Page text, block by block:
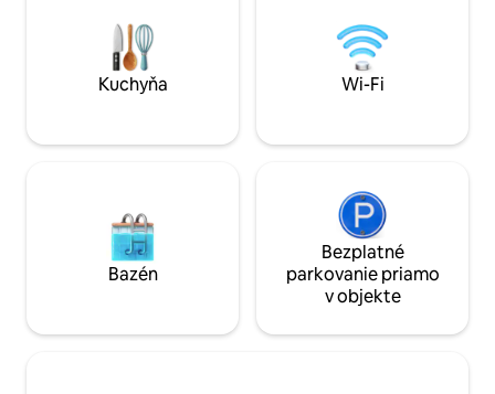
dodávajú pocit skutočného domu na
stromoch, 3 priestranné terasy na
leňošenie a vychutnávanie si prírody a
zvuky revúceho potoka pod vami, až po
4K 55-palcová
aplikáciami,
plná stolových
predmetov na
Kuchyňa Wi-Fi
Bazén
Bezplatné
parkovanie priamo
v objekte